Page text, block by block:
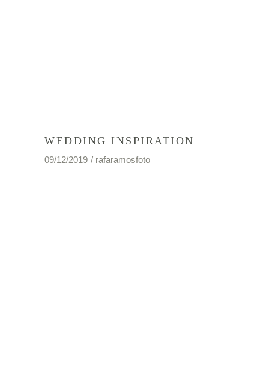
WEDDING INSPIRATION
09/12/2019 rafaramosfoto